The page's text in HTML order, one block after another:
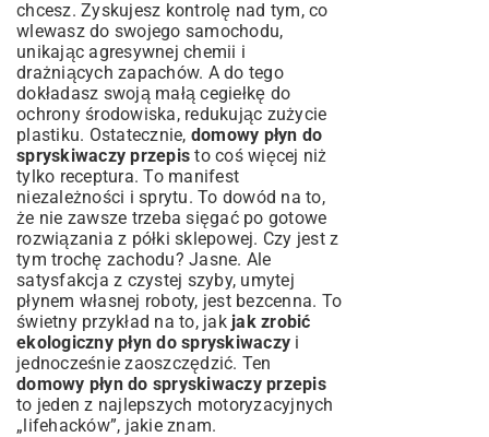
chcesz. Zyskujesz kontrolę nad tym, co
wlewasz do swojego samochodu,
unikając agresywnej chemii i
drażniących zapachów. A do tego
dokładasz swoją małą cegiełkę do
ochrony środowiska, redukując zużycie
plastiku. Ostatecznie, domowy płyn do
spryskiwaczy przepis to coś więcej niż
tylko receptura. To manifest
niezależności i sprytu. To dowód na to,
że nie zawsze trzeba sięgać po gotowe
rozwiązania z półki sklepowej. Czy jest z
tym trochę zachodu? Jasne. Ale
satysfakcja z czystej szyby, umytej
płynem własnej roboty, jest bezcenna. To
świetny przykład na to, jak jak zrobić
ekologiczny płyn do spryskiwaczy i
jednocześnie zaoszczędzić. Ten
domowy płyn do spryskiwaczy przepis
to jeden z najlepszych motoryzacyjnych
„lifehacków”, jakie znam.